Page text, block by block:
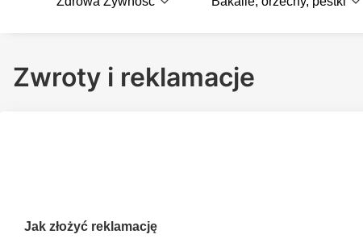
Zwroty i reklamacje
Jak złożyć reklamację